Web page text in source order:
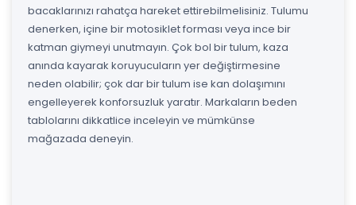
bacaklarınızı rahatça hareket ettirebilmelisiniz. Tulumu
denerken, içine bir motosiklet forması veya ince bir
katman giymeyi unutmayın. Çok bol bir tulum, kaza
anında kayarak koruyucuların yer değiştirmesine
neden olabilir; çok dar bir tulum ise kan dolaşımını
engelleyerek konforsuzluk yaratır. Markaların beden
tablolarını dikkatlice inceleyin ve mümkünse
mağazada deneyin.